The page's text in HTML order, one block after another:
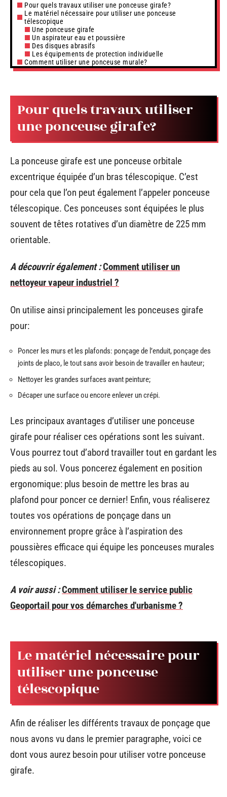
Pour quels travaux utiliser une ponceuse girafe?
Le matériel nécessaire pour utiliser une ponceuse
télescopique
Une ponceuse girafe
Un aspirateur eau et poussière
Des disques abrasifs
Les équipements de protection individuelle
Comment utiliser une ponceuse murale?
Pour quels travaux utiliser
une ponceuse girafe?
La ponceuse girafe est une ponceuse orbitale
excentrique équipée d’un bras télescopique. C’est
pour cela que l’on peut également l’appeler ponceuse
télescopique. Ces ponceuses sont équipées le plus
souvent de têtes rotatives d’un diamètre de 225 mm
orientable.
A découvrir également :Comment utiliser un
nettoyeur vapeur industriel ?
On utilise ainsi principalement les ponceuses girafe
pour:
Poncer les murs et les plafonds: ponçage de l’enduit, ponçage des
joints de placo, le tout sans avoir besoin de travailler en hauteur;
Nettoyer les grandes surfaces avant peinture;
Décaper une surface ou encore enlever un crépi.
Les principaux avantages d’utiliser une ponceuse
girafe pour réaliser ces opérations sont les suivant.
Vous pourrez tout d’abord travailler tout en gardant les
pieds au sol. Vous poncerez également en position
ergonomique: plus besoin de mettre les bras au
plafond pour poncer ce dernier! Enfin, vous réaliserez
toutes vos opérations de ponçage dans un
environnement propre grâce à l’aspiration des
poussières efficace qui équipe les ponceuses murales
télescopiques.
A voir aussi :Comment utiliser le service public
Geoportail pour vos démarches d'urbanisme ?
Le matériel nécessaire pour
utiliser une ponceuse
télescopique
Afin de réaliser les différents travaux de ponçage que
nous avons vu dans le premier paragraphe, voici ce
dont vous aurez besoin pour utiliser votre ponceuse
girafe.